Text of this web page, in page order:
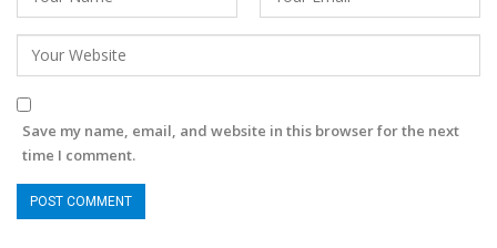
Save my name, email, and website in this browser for the next
time I comment.